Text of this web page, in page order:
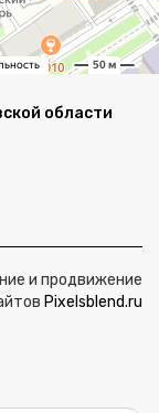
области
и продвижение
Pixelsblend.ru